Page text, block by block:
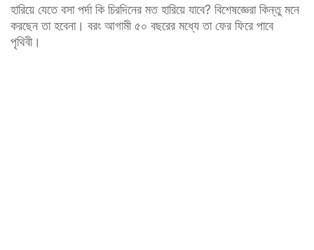
হারিয়ে যেতে বসা পর্দা কি চিরদিনের মত হারিয়ে যাবে? বিশেষজ্ঞেরা কিন্তু মনে
করছেন তা হবেনা। বরং আগামী ৫০ বছরের মধ্যে তা ফের ফিরে পাবে
পৃথিবী।